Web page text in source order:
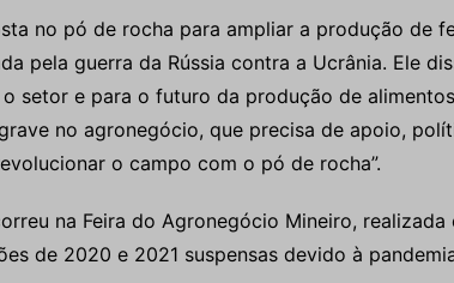
no pó de rocha para ampliar a produção de
pela guerra da Rússia contra a Ucrânia. Ele
setor e para o futuro da produção de
no agronegócio, que precisa de apoio,
o campo com o pó de rocha”.
na Feira do Agronegócio Mineiro, realizada
de 2020 e 2021 suspensas devido à